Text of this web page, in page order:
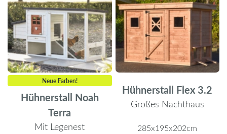
Neue Farben!
Hühnerstall Noah
Terra
Mit Legenest
Hühnerstall Flex 3.2
Großes Nachthaus
285x195x202cm